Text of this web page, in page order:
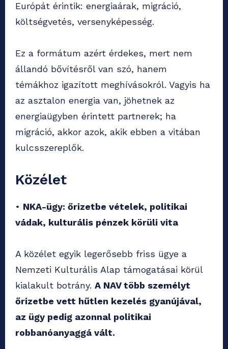
Európát érintik: energiaárak, migráció,
költségvetés, versenyképesség.
Ez a formátum azért érdekes, mert nem
állandó bővítésről van szó, hanem
témákhoz igazított meghívásokról. Vagyis ha
az asztalon energia van, jöhetnek az
energiaügyben érintett partnerek; ha
migráció, akkor azok, akik ebben a vitában
kulcsszereplők.
Közélet
• NKA-ügy: őrizetbe vételek, politikai
vádak, kulturális pénzek körüli vita
A közélet egyik legerősebb friss ügye a
Nemzeti Kulturális Alap támogatásai körül
kialakult botrány. A NAV több személyt
őrizetbe vett hűtlen kezelés gyanújával,
az ügy pedig azonnal politikai
robbanóanyaggá vált.